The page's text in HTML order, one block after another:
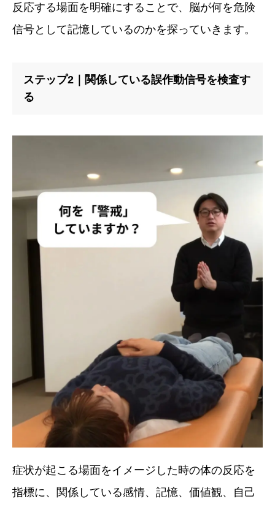
反応する場面を明確にすることで、脳が何を危険
信号として記憶しているのかを探っていきます。
ステップ2｜関係している誤作動信号を検査す
る
症状が起こる場面をイメージした時の体の反応を
指標に、関係している感情、記憶、価値観、自己